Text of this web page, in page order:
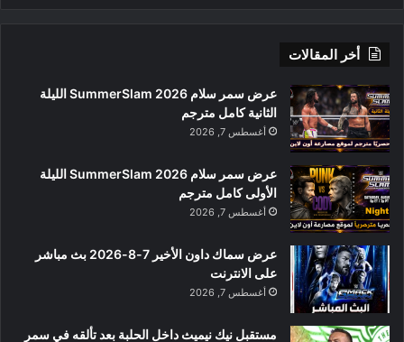
أخر المقالات
عرض سمر سلام SummerSlam 2026 الليلة
الثانية كامل مترجم
أغسطس 7, 2026
عرض سمر سلام SummerSlam 2026 الليلة
الأولى كامل مترجم
أغسطس 7, 2026
عرض سماك داون الأخير 7-8-2026 بث مباشر
على الانترنت
أغسطس 7, 2026
مستقبل نيك نيميث داخل الحلبة بعد تألقه في سمر